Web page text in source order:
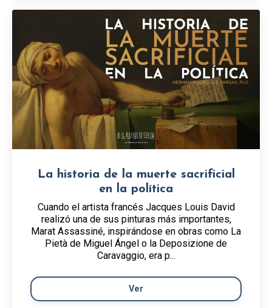
La historia de la muerte sacrificial
en la política
Cuando el artista francés Jacques Louis David
realizó una de sus pinturas más importantes,
Marat Assassiné, inspirándose en obras como La
Pietà de Miguel Ángel o la Deposizione de
Caravaggio, era p...
Ver